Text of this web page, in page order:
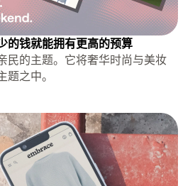
的钱就能拥有更高的预算
民的主题。它将奢华时尚与美妆
之中。